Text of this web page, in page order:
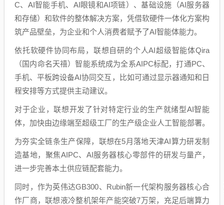
C、AI智能手机、AI眼镜和AI项链）、基础设施（AI服务器
和存储）和软件的整体解决方案，凭借软硬件一体化方案构
筑产品壁垒，为企业和个人消费者赋予了AI智能体能力。
依托软硬件协同布局，联想自研的个人AI超级智能体Qira
（国内命名天禧）智能系统成为全系AIPC标配，打通PC、
手机、平板跨设备AI协同交互，比如可通过显示器通知和日
程安排等方式提供主动建议。
对于企业，联想开发了针对特定行业的生产就绪型AI智能
体，加快由边缘端至超级工厂的生产级企业人工智能部署。
为夯实全链条生产保障，联想在5月落地天津AI算力研发制
造基地，聚焦AIPC、AI服务器核心零部件的研发与量产，
进一步完善本土供应链配套能力。
同时，作为英伟达GB300、Rubin新一代架构服务器核心合
作厂商，联想液冷整机架年产能突破7万架，充足后端算力